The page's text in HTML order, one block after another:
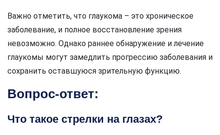
Важно отметить, что глаукома – это хроническое
заболевание, и полное восстановление зрения
невозможно. Однако раннее обнаружение и лечение
глаукомы могут замедлить прогрессию заболевания и
сохранить оставшуюся зрительную функцию.
Вопрос-ответ:
Что такое стрелки на глазах?